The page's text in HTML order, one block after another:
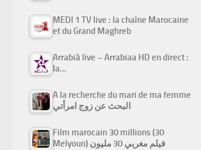
MEDI 1 TV live : la chaîne Marocaine
et du Grand Maghreb
Arrabiâ live – Arrabiaa HD en direct :
la…
A la recherche du mari de ma femme
البحث عن زوج امرأتي
Film marocain 30 millions (30
Melyoun) فيلم مغربي 30 مليون